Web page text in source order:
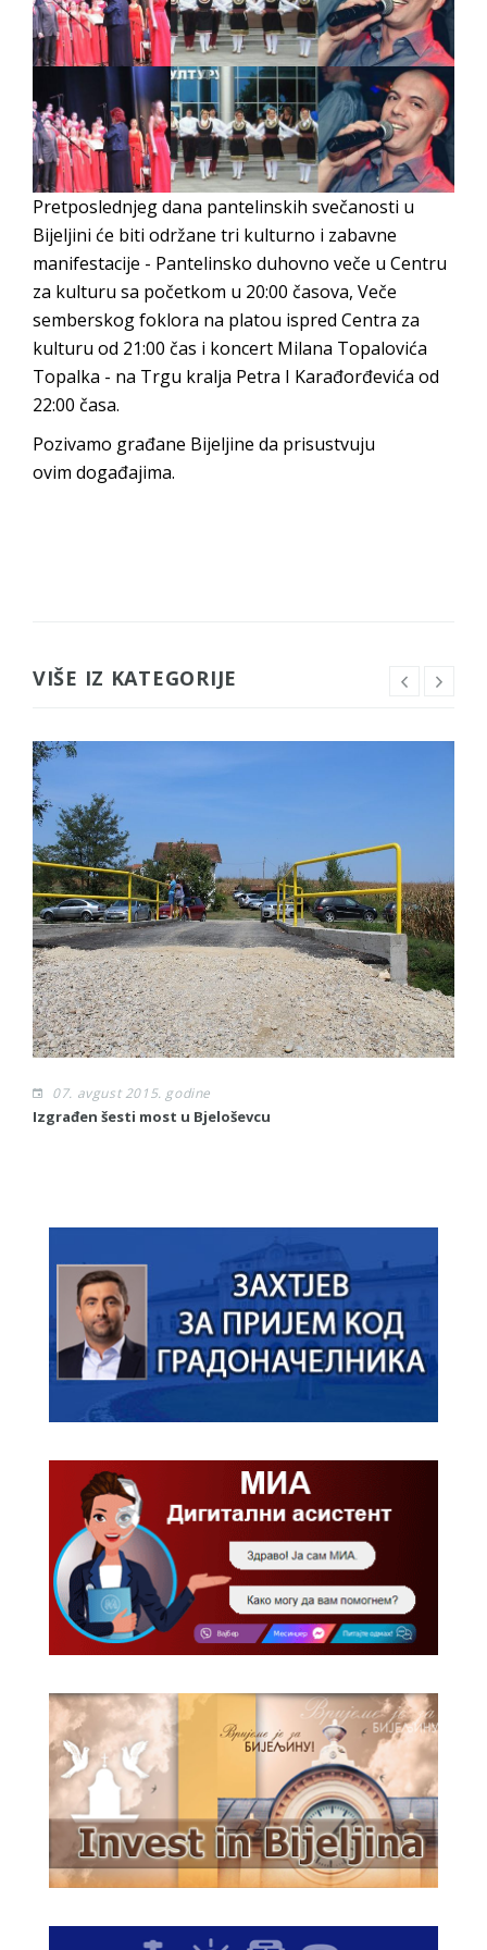
BORCE VOJSKE REPUBLIKE SRPSKE U STANjU
SOCIJALNE POTREBE
Obrasci zahtjeva za regresirano gorivo
dostupni od 13. marta do 15. novembra
Zahtjev za izdavanje PONOSNE KARTICE
Obavještenje za preduzetnika - Vera Ujić
JAVNI POZIV ZA PRIJAVU NEPROPISNOG
FINANSIJSKE NAGRADE
Pretposlednjeg dana pantelinskih svečanosti u
Bijeljini će biti održane tri kulturno i zabavne
manifestacije - Pantelinsko duhovno veče u Centru
za kulturu sa početkom u 20:00 časova, Veče
semberskog foklora na platou ispred Centra za
kulturu od 21:00 čas i koncert Milana Topalovića
Topalka - na Trgu kralja Petra I Karađorđevića od
22:00 časa.
Pozivamo građane Bijeljine da prisustvuju
ovim događajima.
VIŠE IZ KATEGORIJE
07. avgust 2015. godine
Izgrađen šesti most u Bjeloševcu